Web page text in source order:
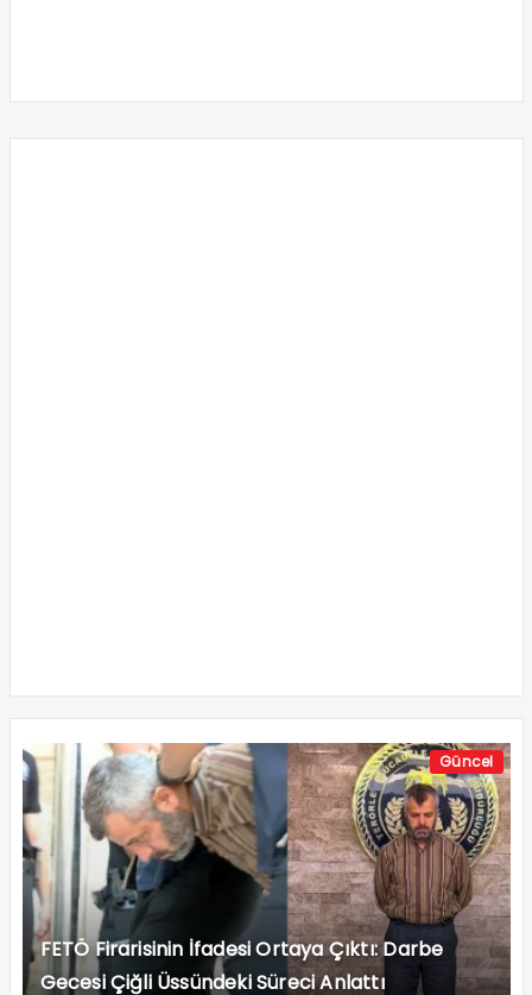
Güncel
FETÖ Firarisinin İfadesi Ortaya Çıktı: Darbe
Gecesi Çiğli Üssündeki Süreci Anlattı